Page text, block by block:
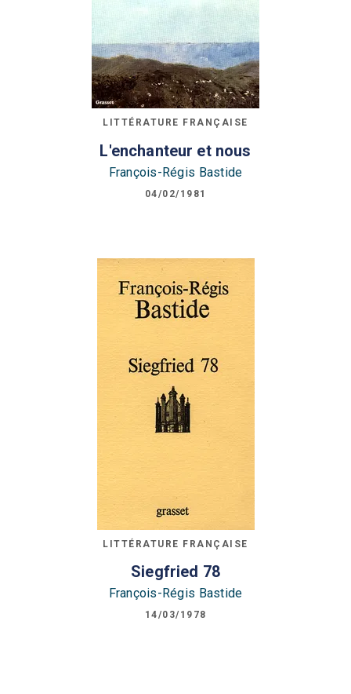
LITTÉRATURE FRANÇAISE
L'enchanteur et nous
François-Régis Bastide
04/02/1981
LITTÉRATURE FRANÇAISE
Siegfried 78
François-Régis Bastide
14/03/1978